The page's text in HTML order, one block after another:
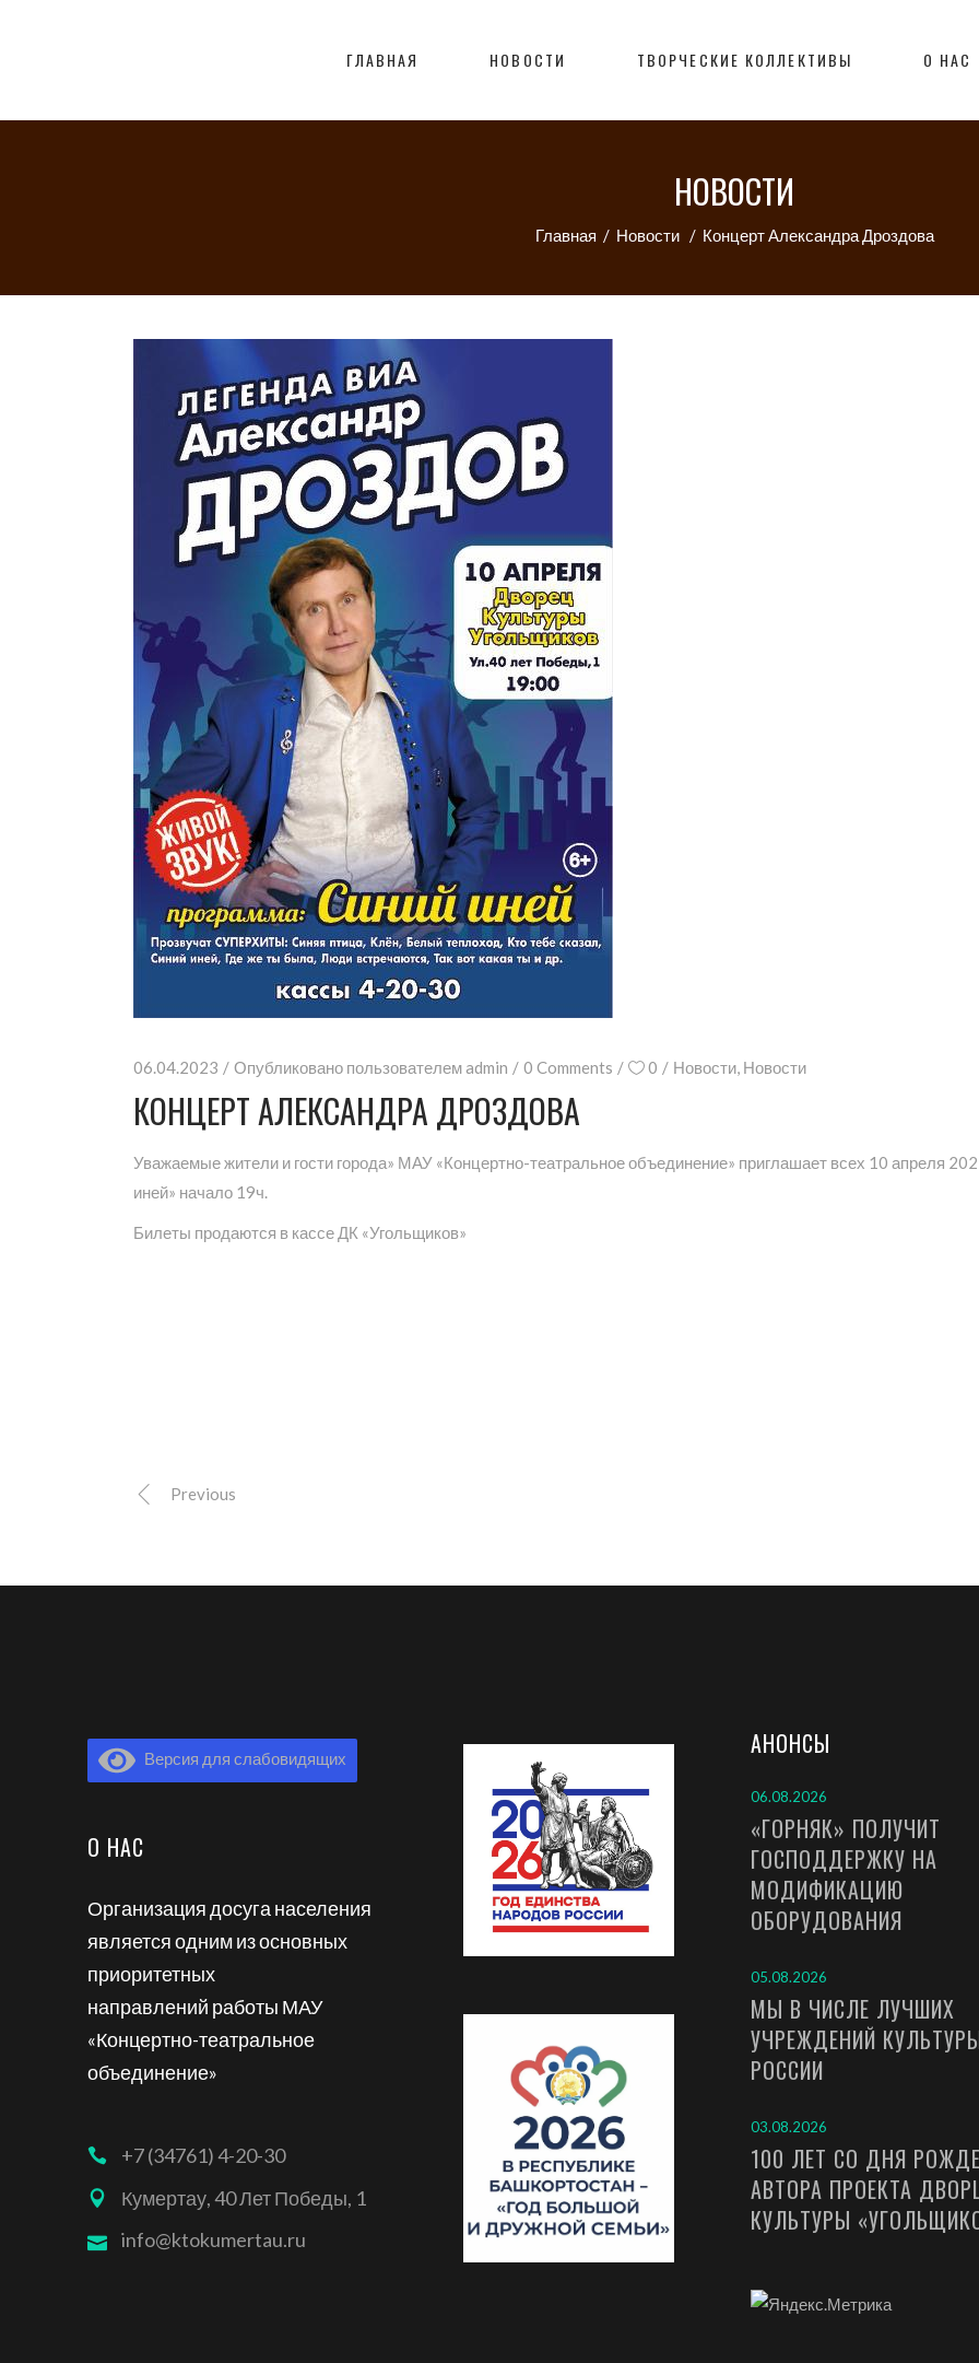
ГЛАВНАЯ НОВОСТИ ТВОРЧЕСКИЕ КОЛЛЕКТИВЫ О НАС
НОВОСТИ
Главная / Новости / Концерт Александра Дроздова
06.04.2023 Опубликовано пользователемadmin 0 Comments 0 Новости, Новости
КОНЦЕРТ АЛЕКСАНДРА ДРОЗДОВА
Уважаемые жители и гости города» МАУ «Концертно-театральное объединение» приглашает всех 10 апреля
иней» начало 19ч.
Билеты продаются в кассе ДК «Угольщиков»
Previous
Версия для слабовидящих
О НАС
Организация досуга населения
является одним из основных
приоритетных
направлений работы МАУ
«Концертно-театральное
объединение»
+7 (34761) 4-20-30
Кумертау, 40 Лет Победы, 1
info@ktokumertau.ru
АНОНСЫ
06.08.2026
«ГОРНЯК» ПОЛУЧИТ
ГОСПОДДЕРЖКУ НА
МОДИФИКАЦИЮ
ОБОРУДОВАНИЯ
05.08.2026
МЫ В ЧИСЛЕ ЛУЧШИХ
УЧРЕЖДЕНИЙ
РОССИИ
03.08.2026
100 ЛЕТ СО ДНЯ
АВТОРА ПРОЕКТА
КУЛЬТУРЫ